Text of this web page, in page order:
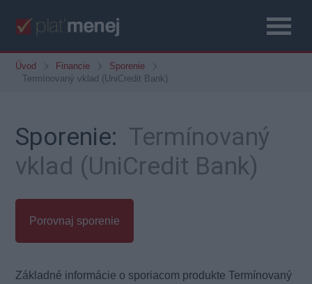
Úvod Financie
Sporenie
Termínovaný vklad (UniCredit Bank)
Sporenie: Termínovaný
vklad (UniCredit Bank)
Porovnaj sporenie
Základné informácie o sporiacom produkte Termínovaný